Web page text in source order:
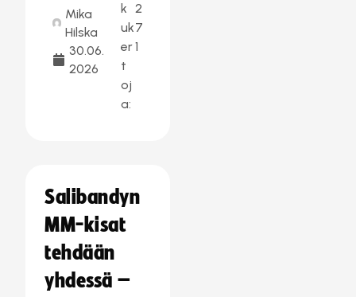
Mika
Hilska
30.06.
2026
k
uk
er
t
oj
a:
2
7
1
Salibandyn
MM-kisat
tehdään
yhdessä –